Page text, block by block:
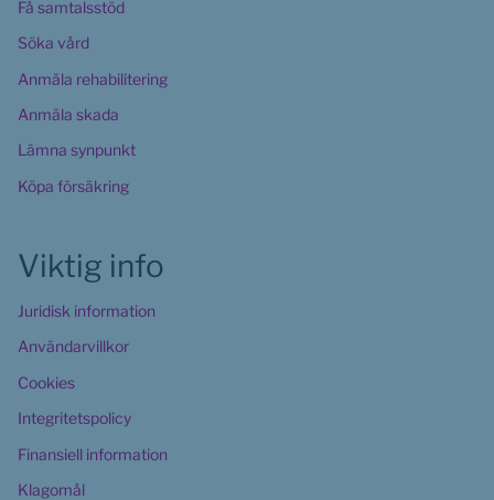
Få samtalsstöd
Söka vård
Anmäla rehabilitering
Anmäla skada
Lämna synpunkt
Köpa försäkring
Viktig info
Juridisk information
Användarvillkor
Cookies
Integritetspolicy
Finansiell information
Klagomål